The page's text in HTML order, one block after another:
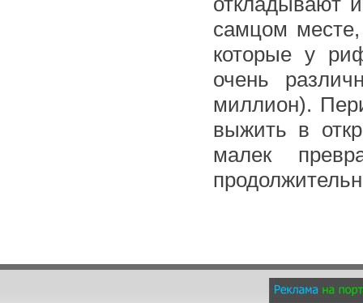
самцом месте,
которые у
очень
миллион).
выжить в
малек